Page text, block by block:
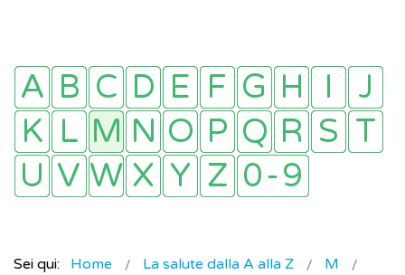
Sei qui: Home La salute dalla A alla Z
M